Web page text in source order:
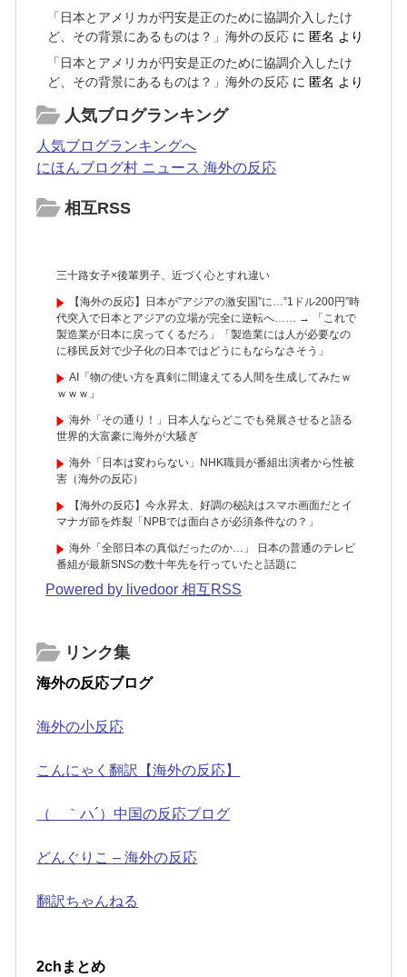
「日本とアメリカが円安是正のために協調介入したけ
ど、その背景にあるものは？」海外の反応 に 匿名 より
「日本とアメリカが円安是正のために協調介入したけ
ど、その背景にあるものは？」海外の反応 に 匿名 より
人気ブログランキング
人気ブログランキングへ
にほんブログ村 ニュース 海外の反応
相互RSS
三十路女子×後輩男子、近づく心とすれ違い
【海外の反応】日本が”アジアの激安国”に…”1ドル200円”時
代突入で日本とアジアの立場が完全に逆転へ…… → 「これで
製造業が日本に戻ってくるだろ」「製造業には人が必要なの
に移民反対で少子化の日本ではどうにもならなさそう」
AI「物の使い方を真剣に間違えてる人間を生成してみたｗ
ｗｗｗ」
海外「その通り！」日本人ならどこでも発展させると語る
世界的大富豪に海外が大騒ぎ
海外「日本は変わらない」NHK職員が番組出演者から性被
害（海外の反応）
【海外の反応】今永昇太、好調の秘訣はスマホ画面だとイ
マナガ節を炸裂「NPBでは面白さが必須条件なの？」
海外「全部日本の真似だったのか…」 日本の普通のテレビ
番組が最新SNSの数十年先を行っていたと話題に
Powered by livedoor 相互RSS
リンク集
海外の反応ブログ
海外の小反応
こんにゃく翻訳【海外の反応】
（ ｀ハ´）中国の反応ブログ
どんぐりこ – 海外の反応
翻訳ちゃんねる
2chまとめ